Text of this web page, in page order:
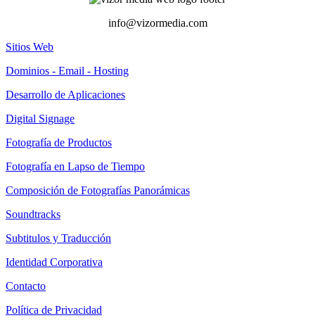
info@vizormedia.com
Sitios Web
Dominios - Email - Hosting
Desarrollo de Aplicaciones
Digital Signage
Fotografía de Productos
Fotografía en Lapso de Tiempo
Composición de Fotografías Panorámicas
Soundtracks
Subtitulos y Traducción
Identidad Corporativa
Contacto
Política de Privacidad